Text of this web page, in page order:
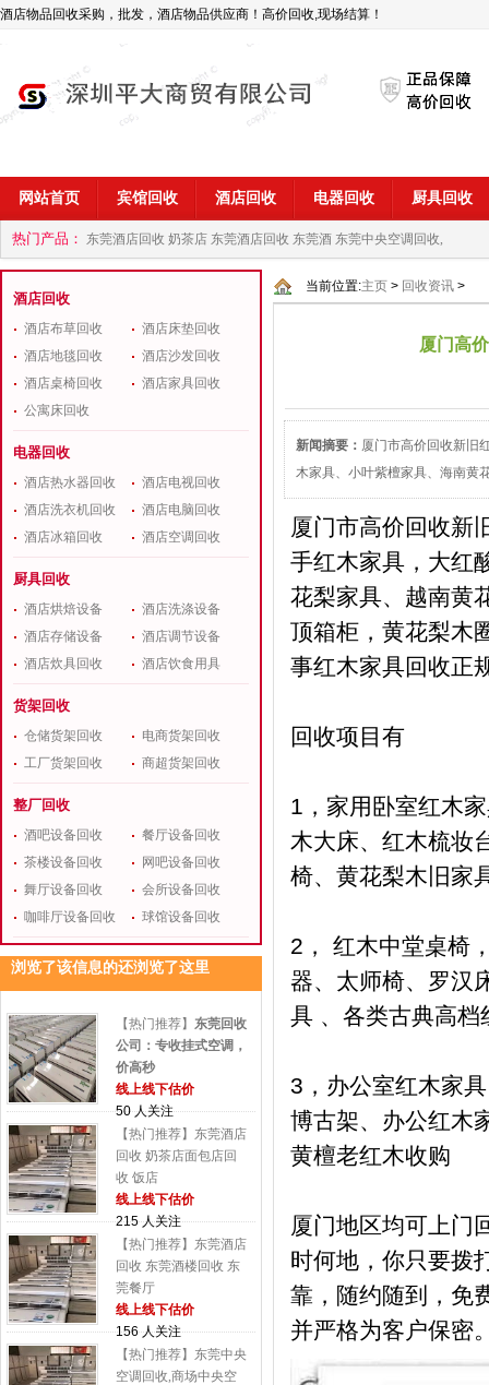
酒店物品回收采购，批发，酒店物品供应商！高价回收,现场结算！
网站首页 宾馆回收 酒店回收 电器回收 厨具回收
热门产品： 东莞酒店回收 奶茶店 东莞酒店回收 东莞酒 东莞中央空调回收,
商 深圳酒店用品回收公司
酒店回收
酒店布草回收
酒店床垫回收
酒店地毯回收
酒店沙发回收
酒店桌椅回收
酒店家具回收
公寓床回收
电器回收
酒店热水器回收
酒店电视回收
酒店洗衣机回收
酒店电脑回收
酒店冰箱回收
酒店空调回收
厨具回收
酒店烘焙设备
酒店洗涤设备
酒店存储设备
酒店调节设备
酒店炊具回收
酒店饮食用具
货架回收
仓储货架回收
电商货架回收
工厂货架回收
商超货架回收
整厂回收
酒吧设备回收
餐厅设备回收
茶楼设备回收
网吧设备回收
舞厅设备回收
会所设备回收
咖啡厅设备回收
球馆设备回收
浏览了该信息的还浏览了这里
【热门推荐】 东莞回收
公司：专收挂式空调，
价高秒
线上线下估价
50 人关注
【热门推荐】东莞酒店
回收 奶茶店面包店回
收 饭店
线上线下估价
215 人关注
【热门推荐】东莞酒店
回收 东莞酒楼回收 东
莞餐厅
线上线下估价
156 人关注
【热门推荐】东莞中央
空调回收,商场中央空
当前位置:主页 > 回收资讯 >
厦门高
新闻摘要： 厦门市高价回收新旧
木家具、小叶紫檀家具、海南黄
厦门市高价回收新
手红木家具，大红
花梨家具、越南黄
顶箱柜，黄花梨木
事红木家具回收正
回收项目有
1，家用卧室红木
木大床、红木梳妆
椅、黄花梨木旧家
2， 红木中堂桌椅
器、太师椅、罗汉
具 、各类古典高
3，办公室红木家
博古架、办公红木
黄檀老红木收购
厦门地区均可上门
时何地，你只要拨
靠，随约随到，免
并严格为客户保密